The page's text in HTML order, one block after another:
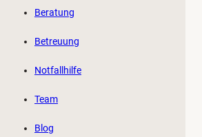
Beratung
Betreuung
Notfallhilfe
Team
Blog